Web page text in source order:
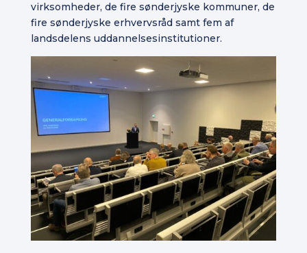
virksomheder, de fire sønderjyske kommuner, de
fire sønderjyske erhvervsråd samt fem af
landsdelens uddannelsesinstitutioner.